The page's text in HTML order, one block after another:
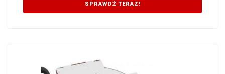
SPRAWDŹ TERAZ!